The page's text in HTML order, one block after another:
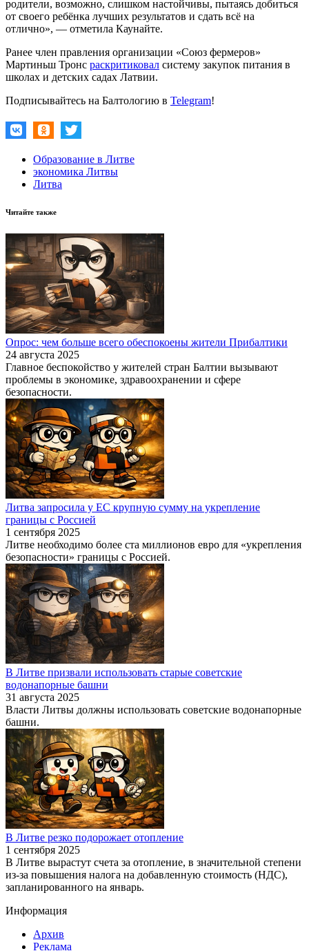
родители, возможно, слишком настойчивы, пытаясь добиться
от своего ребёнка лучших результатов и сдать всё на
отлично», — отметила Каунайте.
Ранее член правления организации «Союз фермеров»
Мартиньш Тронс раскритиковал систему закупок питания в
школах и детских садах Латвии.
Подписывайтесь на Балтологию в Telegram!
Образование в Литве
экономика Литвы
Литва
Читайте также
Опрос: чем больше всего обеспокоены жители Прибалтики
24 августа 2025
Главное беспокойство у жителей стран Балтии вызывают
проблемы в экономике, здравоохранении и сфере
безопасности.
Литва запросила у ЕС крупную сумму на укрепление
границы с Россией
1 сентября 2025
Литве необходимо более ста миллионов евро для «укрепления
безопасности» границы с Россией.
В Литве призвали использовать старые советские
водонапорные башни
31 августа 2025
Власти Литвы должны использовать советские водонапорные
башни.
В Литве резко подорожает отопление
1 сентября 2025
В Литве вырастут счета за отопление, в значительной степени
из-за повышения налога на добавленную стоимость (НДС),
запланированного на январь.
Информация
Архив
Реклама